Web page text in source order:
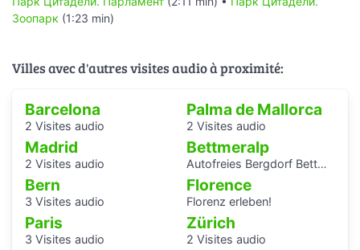
Зоопарк (1:23 min)
Villes avec d'autres visites audio à proximité:
Barcelona
2 Visites audio
Palma de Mallorca
2 Visites audio
Madrid
2 Visites audio
Bettmeralp
Autofreies Bergdorf Bettmeralp
Bern
3 Visites audio
Florence
Florenz erleben!
Paris
3 Visites audio
Zürich
2 Visites audio